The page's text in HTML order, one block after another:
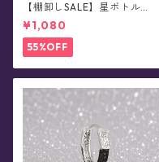
【棚卸しSALE】星ボトル
(小)・シーリングスタンプ用✴︎
星粒ワックス《真夜中に閉じ
込めた星彩》星ボトルセット
¥1,080
55%OFF